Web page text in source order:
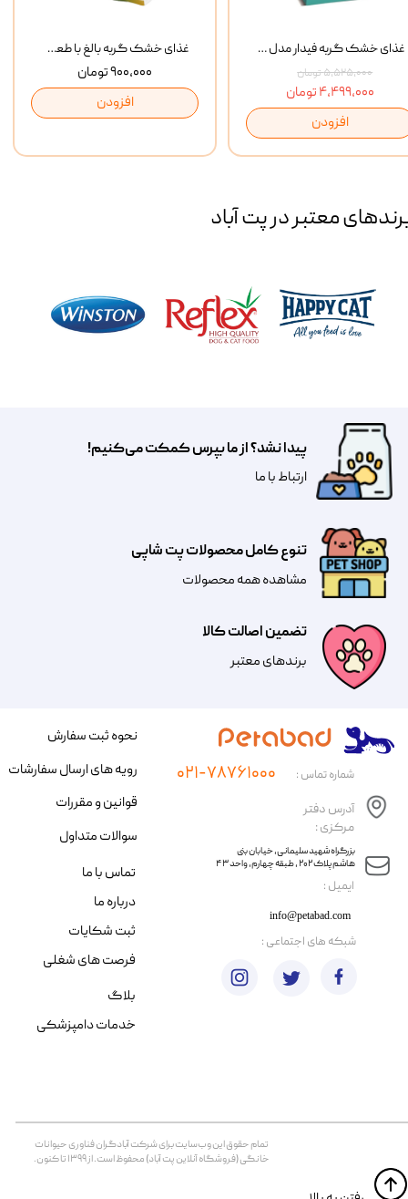
غذای خشک گربه بالغ با طعم مرغ و برنج رفلکس Reflex Multi Color Chicken And Rice وزن 1 کیلوگرم
۹۰۰,۰۰۰ تومان
افزودن
غذای خشک گربه فیدار مدل Adult وزن 10 کیلوگرم
۵,۵۲۵,۰۰۰ تومان
۴,۴۹۹,۰۰۰ تومان
افزودن
معتبر در پت آباد
تضمین اصالت کالا
​​برندهای معتبر​​​​​​​
تنوع کامل محصولات پت شاپی
مشاهده همه محصولات
پیدا نشد؟ از ما بپرس کمکت می‌کنیم!
​​​ارتباط با ما
​ایمیل :
آدرس دفتر
مرکزی :
info@petabad.com
​​بزرگراه شهید سلیمانی، خیابان بنی
هاشم پلاک ۲۰۲ ، طبقه چهارم، واحد ۴۳
شماره تماس : ۰۲۱-۷۸۷۶۱۰۰۰
تمام حقوق اين وب‌سايت برای شرکت آبادگران فناوری حیوانات
خانگی (فروشگاه آنلاین پت آباد) محفوظ است. از ۱۳۹۹ تا کنون.
نحوه ثبت سفارش
رویه های ارسال سفارشات
قوانین و مقررات
سوالات متداول
تماس با ما
درباره ما
ثبت شکایات
فرصت های شغلی
​شبکه های اجتماعی :
بلاگ
خدمات دامپزشکی